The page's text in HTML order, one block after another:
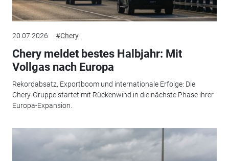
20.07.2026 #Chery
Chery meldet bestes Halbjahr: Mit
Vollgas nach Europa
Rekordabsatz, Exportboom und internationale Erfolge: Die
Chery-Gruppe startet mit Rückenwind in die nächste Phase ihrer
Europa-Expansion.